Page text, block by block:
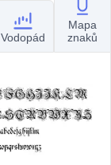
Vodopád
Mapa
znaků